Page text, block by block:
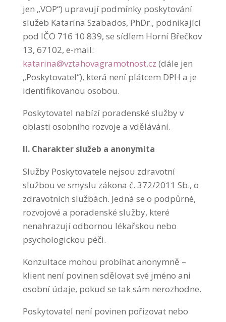
jen „VOP“) upravují podmínky poskytování
služeb Katarína Szabados, PhDr., podnikající
pod IČO 716 10 839, se sídlem Horní Břečkov
13, 67102, e-mail:
katarina@vztahovagramotnost.cz (dále jen
„Poskytovatel“), která není plátcem DPH a je
identifikovanou osobou.
Poskytovatel nabízí poradenské služby v
oblasti osobního rozvoje a vdělávání.
II. Charakter služeb a anonymita
Služby Poskytovatele nejsou zdravotní
službou ve smyslu zákona č. 372/2011 Sb., o
zdravotních službách. Jedná se o podpůrné,
rozvojové a poradenské služby, které
nenahrazují odbornou lékařskou nebo
psychologickou péči.
Konzultace mohou probíhat anonymně –
klient není povinen sdělovat své jméno ani
osobní údaje, pokud se tak sám nerozhodne.
Poskytovatel není povinen pořizovat nebo